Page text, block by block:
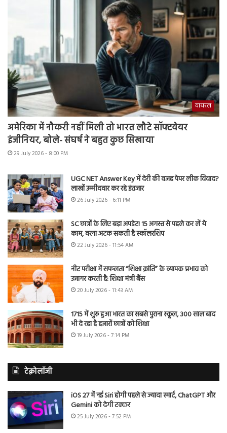
वायरल
अमेरिका में नौकरी नहीं मिली तो भारत लौटे सॉफ्टवेयर
इंजीनियर, बोले- संघर्ष ने बहुत कुछ सिखाया
29 July 2026 - 8:00 PM
UGC NET Answer Key में देरी की वजह पेपर लीक विवाद?
लाखों उम्मीदवार कर रहे इंतजार
26 July 2026 - 6:11 PM
SC छात्रों के लिए बड़ा अपडेट! 15 अगस्त से पहले कर लें ये
काम, वरना अटक सकती है स्कॉलरशिप
22 July 2026 - 11:54 AM
नीट परीक्षा में सफलता “शिक्षा क्रांति” के व्यापक प्रभाव को
उजागर करती है: शिक्षा मंत्री बैंस
20 July 2026 - 11:43 AM
1715 में शुरू हुआ भारत का सबसे पुराना स्कूल, 300 साल बाद
भी दे रहा है हजारों छात्रों को शिक्षा
19 July 2026 - 7:14 PM
टेक्नोलॉजी
iOS 27 में नई Siri होगी पहले से ज्यादा स्मार्ट, ChatGPT और
Gemini को देगी टक्कर
25 July 2026 - 7:52 PM